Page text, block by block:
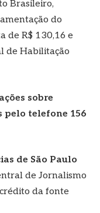
Brasileiro,
do
de R$ 130,16 e
de Habilitação
sobre
pelo telefone 156
de São Paulo
de Jornalismo
da fonte